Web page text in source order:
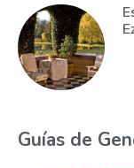
Guías de